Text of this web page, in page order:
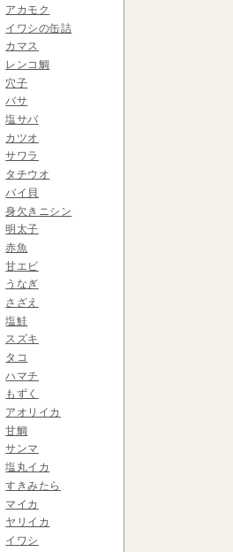
アカモク
イワシの缶詰
カマス
レンコ鯛
穴子
バサ
塩サバ
カツオ
サワラ
タチウオ
バイ貝
身欠きニシン
明太子
赤魚
甘エビ
うなぎ
さざえ
塩鮭
スズキ
タコ
ハマチ
もずく
アオリイカ
甘鯛
サンマ
塩丸イカ
すきみたら
マイカ
ヤリイカ
イワシ